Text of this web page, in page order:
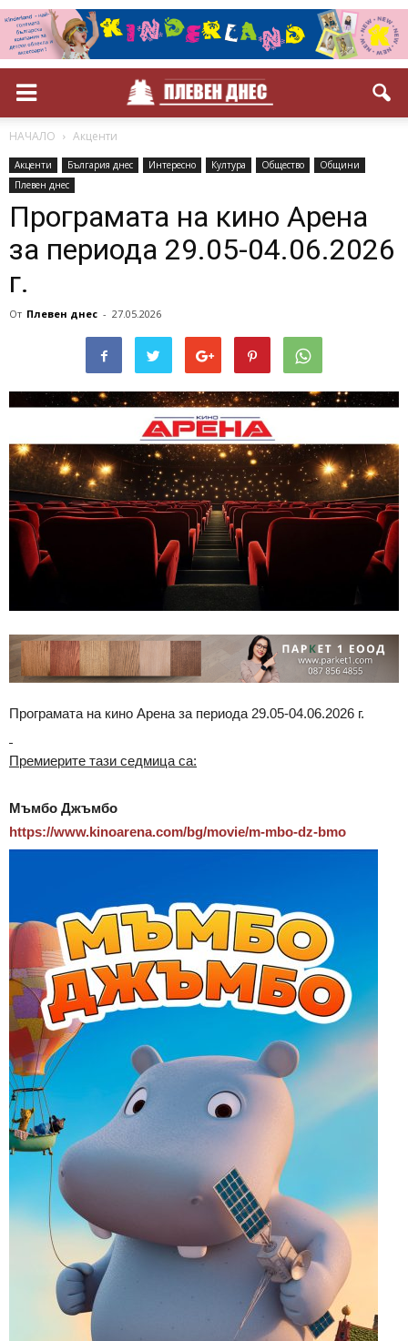
НАЧАЛО Акценти
Акценти България днес Интересно Култура Общество
Общини
Плевен днес
Програмата на кино Арена
за периода 29.05-04.06.2026
г.
От Плевен днес - 27.05.2026
Програмата на кино Арена за периода 29.05-04.06.2026 г.
Премиерите тази седмица са:
Мъмбо Джъмбо
https://www.kinoarena.com/bg/movie/m-mbo-dz-bmo